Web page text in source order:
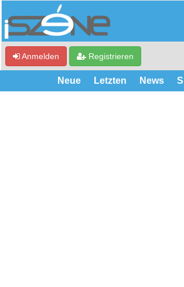
Anmelden Registrieren
Neue Letzten News